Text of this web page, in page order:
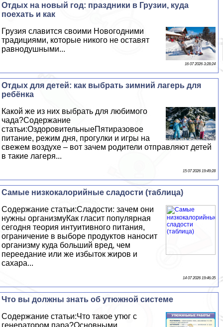
Отдых на новый год: праздники в Грузии, куда
поехать и как
Грузия славится своими Новогодними
традициями, которые никого не оставят
равнодушными...
16 07 2026 3:28:24
Отдых для детей: как выбрать зимний лагерь для
ребёнка
Какой же из них выбрать для любимого
чада?Содержание
статьи:ОздоровительныеПятиразовое
питание, режим дня, прогулки и игры на
свежем воздухе – вот зачем родители отправляют детей
в такие лагеря...
15 07 2026 19:49:28
Самые низкокалорийные сладости (таблица)
Содержание статьи:Сладости: зачем они
нужны организмуКак гласит популярная
сегодня теория интуитивного питания,
ограничение в выборе продуктов наносит
организму куда больший вред, чем
переедание или же избыток жиров и
сахара...
14 07 2026 19:46:35
Что вы должны знать об утюжной системе
Содержание статьи:Что такое утюг с
генератором пара?Основными